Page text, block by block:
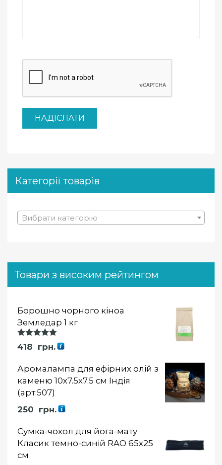
Категорії товарів
Вибрати категорію
Товари з високим рейтингом
Борошно чорного кіноа
Земледар 1 кг
Оцінка
5.00із 5
418 грн.
Аромалампа для ефірних олій з
каменю 10х7.5х7.5 см Індія
(арт.507)
250 грн.
Сумка-чохол для йога-мату
Класик темно-синій RAO 65х25
см